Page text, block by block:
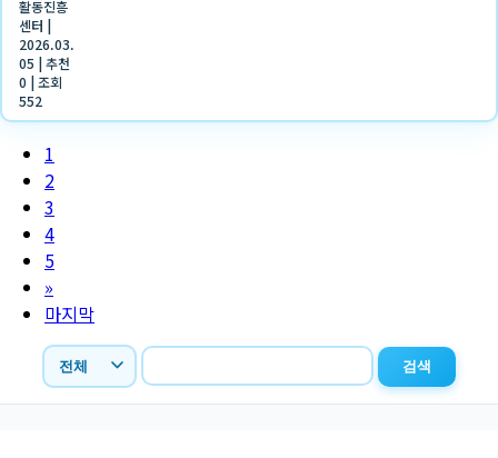
활동진흥
센터 |
2026.03.
05 |추천
0 |조회
552
1
2
3
4
5
»
마지막
검색